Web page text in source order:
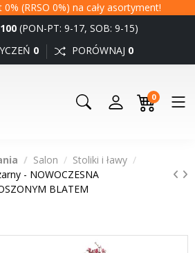
(RRSO 0%) na cały asortyment!
(PON-PT: 9-17, SOB: 9-15)
0 PORÓWNAJ 0
0
Salon
Stoliki i ławy
- NOWOCZESNA
BLATEM